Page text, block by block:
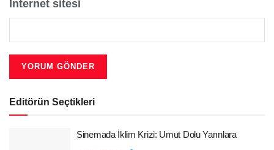
İnternet sitesi
Editörün Seçtikleri
Sinemada İklim Krizi: Umut Dolu Yarınlara